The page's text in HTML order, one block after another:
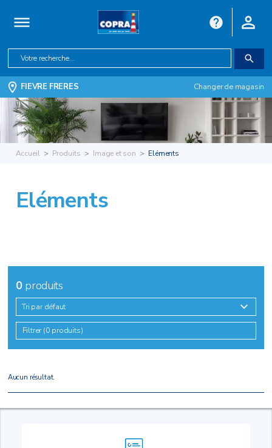
FIEVRE FRERES Changer de magasin
Accueil Produits Image et son Eléments
Eléments
0produits
Tri par défaut
Filtrer (0 produits)
Aucun résultat.